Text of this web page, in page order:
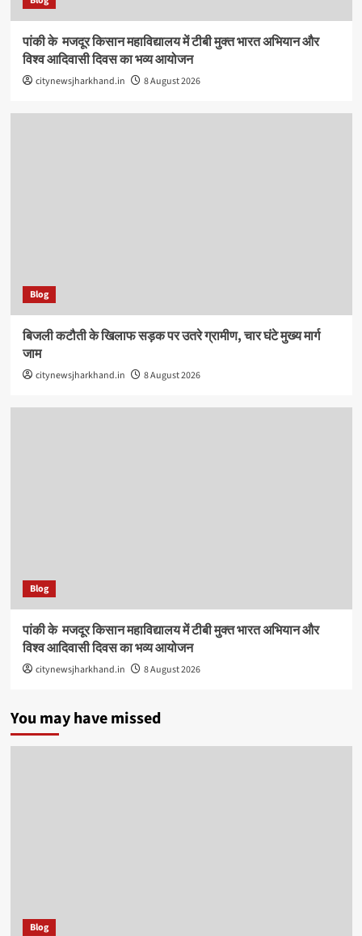
पांकी के ​ मजदूर किसान महाविद्यालय में टीबी मुक्त भारत अभियान और
विश्व आदिवासी दिवस का भव्य आयोजन
citynewsjharkhand.in 8 August 2026
Blog
बिजली कटौती के खिलाफ सड़क पर उतरे ग्रामीण, चार घंटे मुख्य मार्ग
जाम
citynewsjharkhand.in 8 August 2026
Blog
पांकी के ​ मजदूर किसान महाविद्यालय में टीबी मुक्त भारत अभियान और
विश्व आदिवासी दिवस का भव्य आयोजन
citynewsjharkhand.in 8 August 2026
You may have missed
Blog